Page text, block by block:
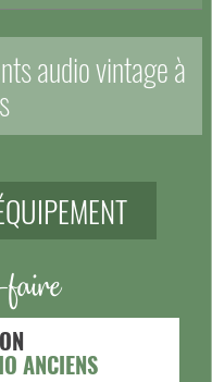
audio vintage à
faire
ANCIENS